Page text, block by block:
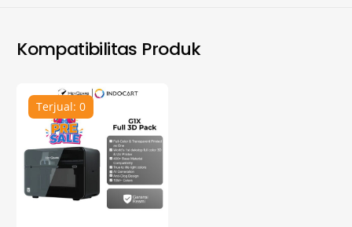
Kompatibilitas Produk
Terjual: 0